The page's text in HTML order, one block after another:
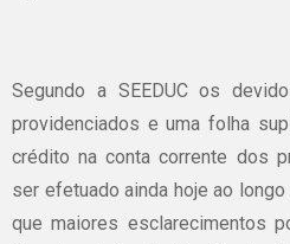
Segundo a SEEDUC os
providenciados e uma folha
crédito na conta corrente dos
ser efetuado ainda hoje ao
que maiores esclarecimentos